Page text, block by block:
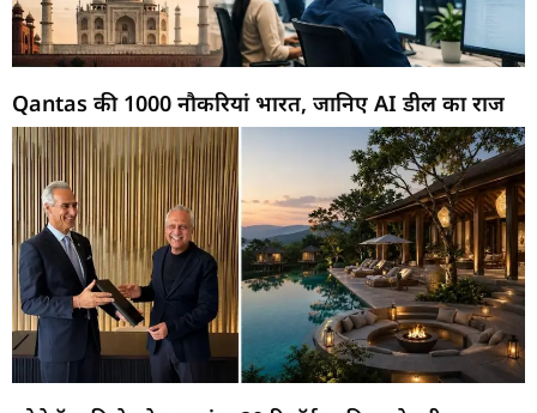
Qantas की 1000 नौकरियां भारत, जानिए AI डील का राज